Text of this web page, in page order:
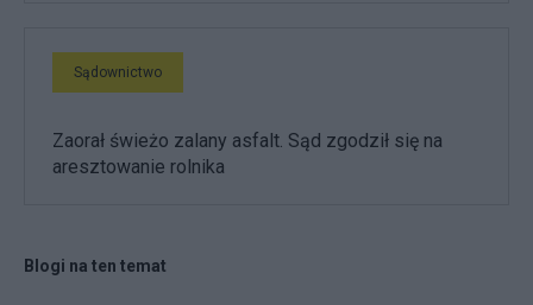
Sądownictwo
Zaorał świeżo zalany asfalt. Sąd zgodził się na
aresztowanie rolnika
Blogi na ten temat